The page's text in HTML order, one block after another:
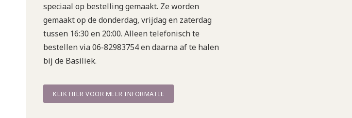
speciaal op bestelling gemaakt. Ze worden
gemaakt op de donderdag, vrijdag en zaterdag
tussen 16:30 en 20:00. Alleen telefonisch te
bestellen via 06-82983754 en daarna af te halen
bij de Basiliek.
KLIK HIER VOOR MEER INFORMATIE